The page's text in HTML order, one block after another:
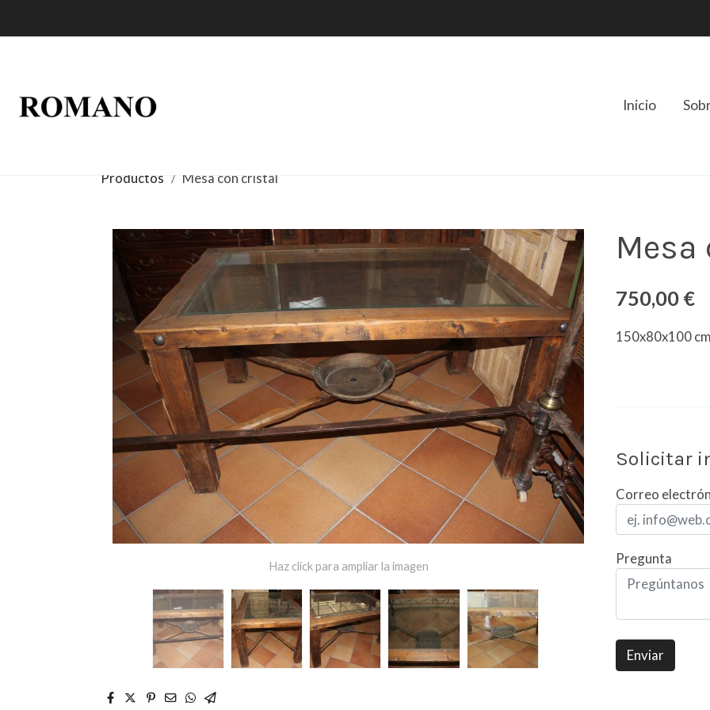
Inicio
Productos Mesa con cristal
Haz click para ampliar la imagen
750,00 €
150x80x100 cm
Solicitar
Correo
Pregunta
Enviar